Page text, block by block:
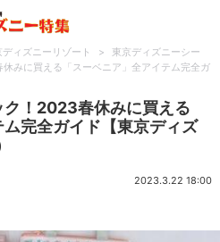
ディズニーリゾート >
東京ディズニーシー
みに買える「スーベニア」全アイテム完全ガ
ク！2023春休みに買える
ム完全ガイド【東京ディズ
2023.3.22 18:00